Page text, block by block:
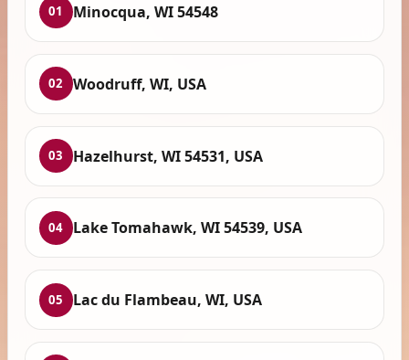
01 Minocqua, WI 54548
02 Woodruff, WI, USA
03 Hazelhurst, WI 54531, USA
04 Lake Tomahawk, WI 54539, USA
05 Lac du Flambeau, WI, USA